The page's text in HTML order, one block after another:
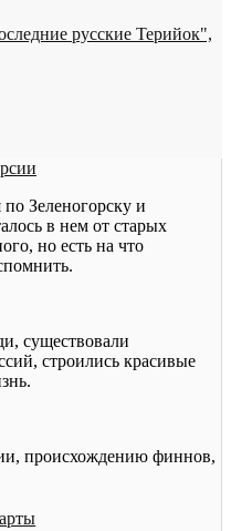
русские Терийок",
по Зеленогорску и
в нем от старых
но есть на что
существовали
строились красивые
происхождению финнов,